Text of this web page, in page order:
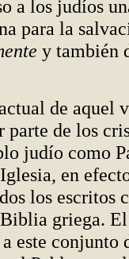
a los judíos
para la
y también
de aquel
parte de los
judío como
en
los escritos
griega.
este conjunto